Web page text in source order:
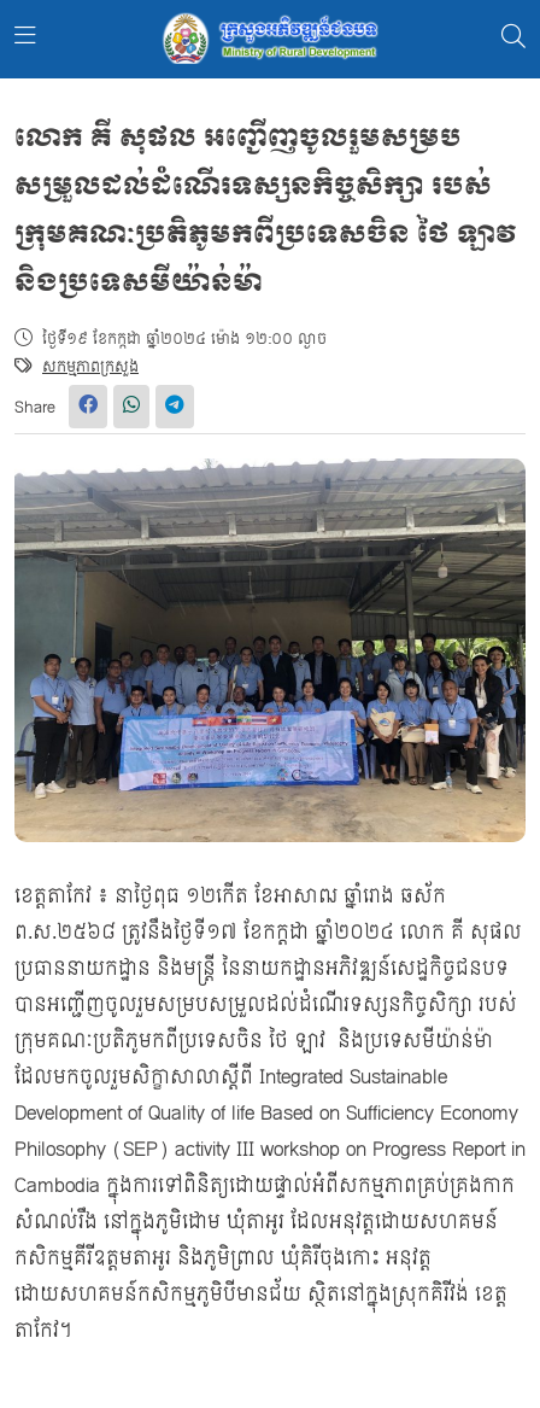
លោក គី សុផល អញ្ជើញចូលរួមសម្រប
សម្រួលដល់ដំណើរទស្សនកិច្ចសិក្សា របស់
ក្រុមគណៈប្រតិភូមកពីប្រទេសចិន ថៃ ឡាវ
និងប្រទេសមីយ៉ាន់ម៉ា
ថ្ងៃទី១៩ ខែកក្កដា ឆ្នាំ២០២៤ ម៉ោង ១២:០០ ល្ងាច
សកម្មភាពក្រសួង
Share
ខេត្តតាកែវ ៖ នាថ្ងៃពុធ ១២កើត ខែអាសាឍ ឆ្នាំរោង ឆស័ក
ព.ស.២៥៦៨ ត្រូវនឹងថ្ងៃទី១៧ ខែកក្តដា ឆ្នាំ២០២៤ លោក គី សុផល
ប្រធាននាយកដ្ឋាន និងមន្រ្តី នៃនាយកដ្ឋានអភិវឌ្ឍន៍សេដ្ឋកិច្ចជនបទ
បានអញ្ជើញចូលរួមសម្របសម្រួលដល់ដំណើរទស្សនកិច្ចសិក្សា របស់
ក្រុមគណៈប្រតិភូមកពីប្រទេសចិន ថៃ ឡាវ និងប្រទេសមីយ៉ាន់ម៉ា
ដែលមកចូលរួមសិក្ខាសាលាស្ដីពី Integrated Sustainable
Development of Quality of life Based on Sufficiency Economy
Philosophy (SEP) activity III workshop on Progress Report in
Cambodia ក្នុងការទៅពិនិត្យដោយផ្ទាល់អំពីសកម្មភាពគ្រប់គ្រងកាក
សំណល់រឹង នៅក្នុងភូមិដោម ឃុំតាអូរ ដែលអនុវត្តដោយសហគមន៍
កសិកម្មគីរីឧត្តមតាអូរ និងភូមិព្រាល ឃុំគិរីចុងកោះ អនុវត្ត
ដោយសហគមន៍កសិកម្មភូមិបីមានជ័យ ស្ថិតនៅក្នុងស្រុកគិរីវង់ ខេត្ត
តាកែវ។